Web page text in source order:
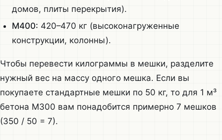
домов, плиты перекрытия).
М400: 420–470 кг (высоконагруженные
конструкции, колонны).
Чтобы перевести килограммы в мешки, разделите
нужный вес на массу одного мешка. Если вы
покупаете стандартные мешки по 50 кг, то для 1 м³
бетона М300 вам понадобится примерно 7 мешков
(350 / 50 = 7).